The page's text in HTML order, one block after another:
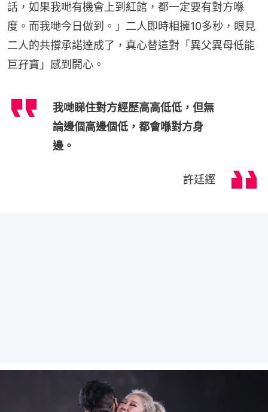
話，如果我哋有機會上到紅館，都一定要有對方喺
度。而我哋今日做到。」二人即時相擁10多秒，眼見
二人的共撐承諾達成了，真心替這對「異父異母低能
巨孖寶」感到開心。
我哋睇住對方經歷高高低低，但無
論邊個高邊個低，都會喺對方身
邊。
許廷鏗